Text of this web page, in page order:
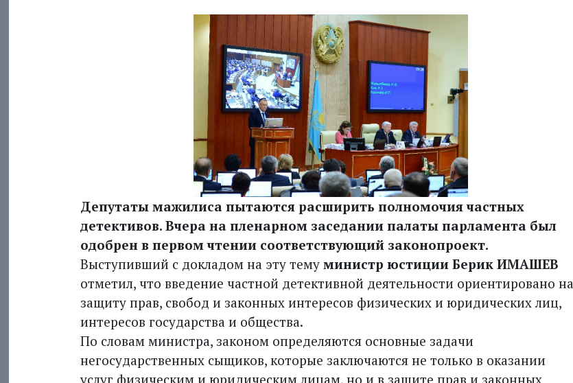
Депутаты мажилиса пытаются расширить полномочия частных
детективов. Вчера на пленарном заседании палаты парламента был
одобрен в первом чтении соответствующий законопроект.
Выступивший с докладом на эту тему министр юстиции Берик ИМАШЕВ
отметил, что введение частной детективной деятельности ориентировано на
защиту прав, свобод и законных интересов физических и юридических лиц,
интересов государства и общества.
По словам министра, законом определяются основные задачи
негосударственных сыщиков, которые заключаются не только в оказании
услуг физическим и юридическим лицам, но и в защите прав и законных